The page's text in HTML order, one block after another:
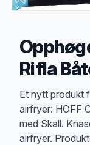
Rifla
Et nytt produkt
airfryer: HOFF
med Skall.
airfryer.